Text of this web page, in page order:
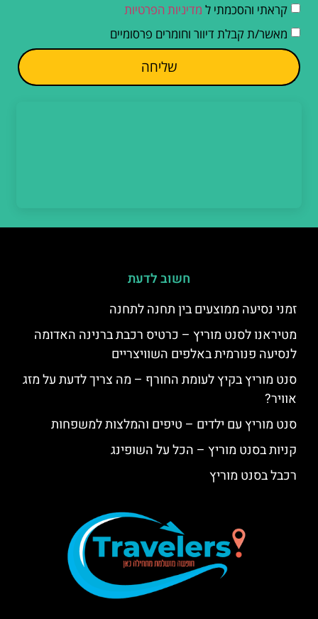
קראתי והסכמתי ל מדיניות הפרטיות
מאשר/ת קבלת דיוור וחומרים פרסומיים
שליחה
חשוב לדעת
זמני נסיעה ממוצעים בין תחנה לתחנה
מטיראנו לסנט מוריץ – כרטיס רכבת ברנינה האדומה
לנסיעה פנורמית באלפים השוויצריים
סנט מוריץ בקיץ לעומת החורף – מה צריך לדעת על מזג
אוויר?
סנט מוריץ עם ילדים – טיפים והמלצות למשפחות
קניות בסנט מוריץ – הכל על השופינג
רכבל בסנט מוריץ